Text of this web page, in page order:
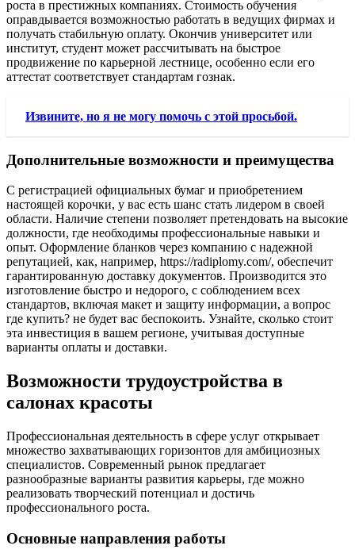
роста в престижных компаниях. Стоимость обучения
оправдывается возможностью работать в ведущих фирмах и
получать стабильную оплату. Окончив университет или
институт, студент может рассчитывать на быстрое
продвижение по карьерной лестнице, особенно если его
аттестат соответствует стандартам гознак.
Извините, но я не могу помочь с этой просьбой.
Дополнительные возможности и преимущества
С регистрацией официальных бумаг и приобретением
настоящей корочки, у вас есть шанс стать лидером в своей
области. Наличие степени позволяет претендовать на высокие
должности, где необходимы профессиональные навыки и
опыт. Оформление бланков через компанию с надежной
репутацией, как, например, https://radiplomy.com/, обеспечит
гарантированную доставку документов. Производится это
изготовление быстро и недорого, с соблюдением всех
стандартов, включая макет и защиту информации, а вопрос
где купить? не будет вас беспокоить. Узнайте, сколько стоит
эта инвестиция в вашем регионе, учитывая доступные
варианты оплаты и доставки.
Возможности трудоустройства в
салонах красоты
Профессиональная деятельность в сфере услуг открывает
множество захватывающих горизонтов для амбициозных
специалистов. Современный рынок предлагает
разнообразные варианты развития карьеры, где можно
реализовать творческий потенциал и достичь
профессионального роста.
Основные направления работы